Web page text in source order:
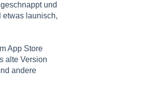
und
etwas launisch,
App Store
alte Version
andere